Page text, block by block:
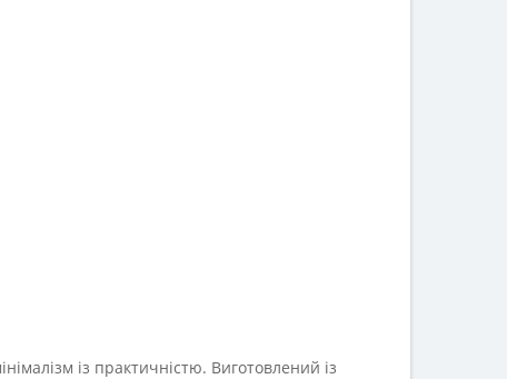
із практичністю. Виготовлений із